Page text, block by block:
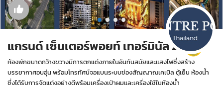
n
แกรนด์ เซ็นเตอร์พอยท์ เทอร์มินัล 21
ห้องพักขนาดกว้างขวางมีการตกแต่งภายในอันทันสมัยและแสงไฟซึ่งสร้าง
บรรยากาศอบอุ่น พร้อมโทรทัศน์จอแบนระบบช่องสัญญาณเคเบิล ตู้เย็น ห้องน้ำ
ซึ่งได้รับการจัดแต่งอย่างดีพร้อมเครื่องเป่าผมและเครื่องใช้ในห้องน้ำ